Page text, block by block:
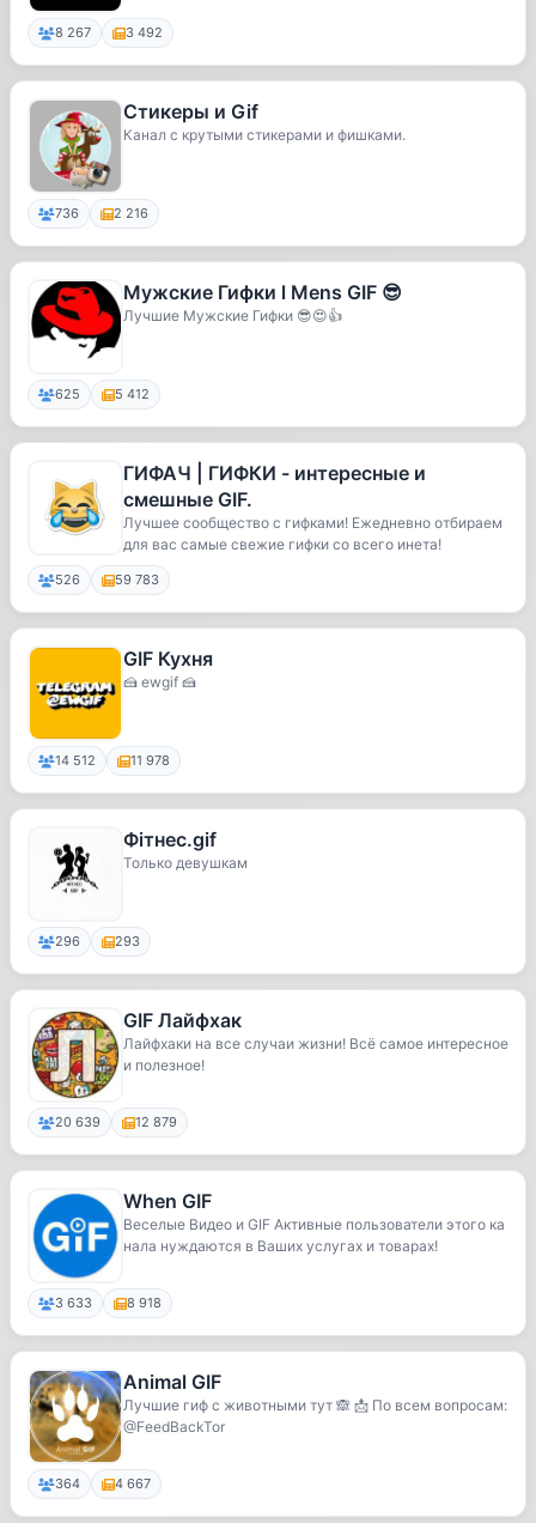
8 267 3 492
Стикеры и Gif
Канал с крутыми стикерами и фишками.
736 2 216
Мужские Гифки l Mens GIF 😎
Лучшие Мужские Гифки 😎😍👍
625 5 412
ГИФАЧ | ГИФКИ - интересные и
смешные GIF.
Лучшее сообщество с гифками! Ежедневно отбираем
для вас самые свежие гифки со всего инета!
526 59 783
GIF Кухня
🍰 ewgif 🍰
14 512 11 978
Фітнес.gif
Только девушкам
296 293
GIF Лайфхак
Лайфхаки на все случаи жизни! Всё самое интересное
и полезное!
20 639 12 879
When GIF
Веселые Видео и GIF Активные пользователи этого ка
нала нуждаются в Ваших услугах и товарах!
3 633 8 918
Animal GIF
Лучшие гиф с животными тут 🙈 📩 По всем вопросам:
@FeedBackTor
364 4 667